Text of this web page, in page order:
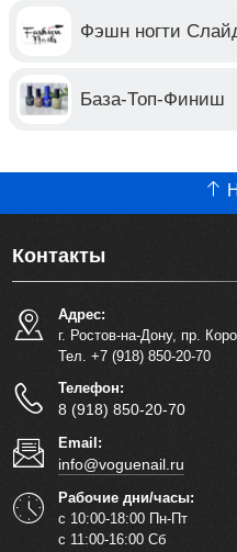
Фэшн ногти
База-Топ-Финиш
Контакты
Адрес:
г. Ростов-на-Дону, пр.
Тел. +7 (918) 850-20-70
Телефон:
8 (918) 850-20-70
Email:
info@voguenail.ru
Рабочие дни/часы:
с 10:00-18:00 Пн-Пт
с 11:00-16:00 Сб